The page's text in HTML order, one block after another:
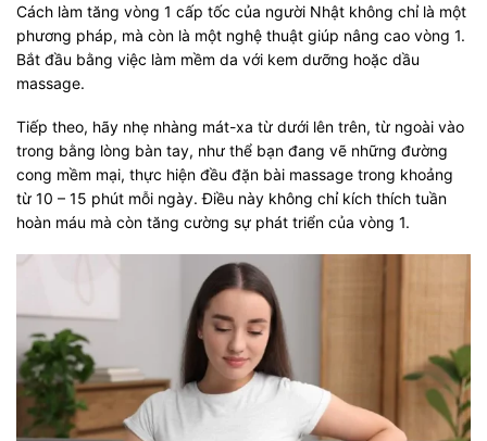
Cách làm tăng vòng 1 cấp tốc của người Nhật không chỉ là một
phương pháp, mà còn là một nghệ thuật giúp nâng cao vòng 1.
Bắt đầu bằng việc làm mềm da với kem dưỡng hoặc dầu
massage.
Tiếp theo, hãy nhẹ nhàng mát-xa từ dưới lên trên, từ ngoài vào
trong bằng lòng bàn tay, như thể bạn đang vẽ những đường
cong mềm mại, thực hiện đều đặn bài massage trong khoảng
từ 10 – 15 phút mỗi ngày. Điều này không chỉ kích thích tuần
hoàn máu mà còn tăng cường sự phát triển của vòng 1.